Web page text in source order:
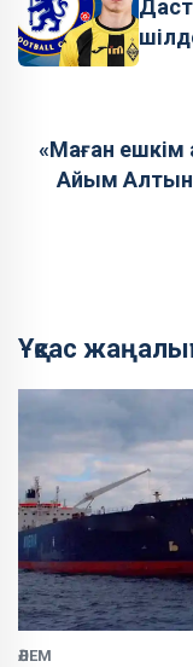
«Маған ешкім
Айым
Ұқсас
ӘЛЕМ